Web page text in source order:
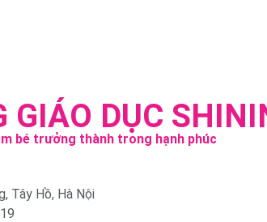
GIÁO DỤC
bé trưởng thành trong hạnh phúc
Tây Hồ, Hà Nội